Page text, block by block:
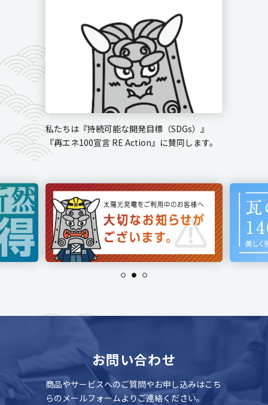
私たちは『持続可能な開発目標（SDGs）』
『再エネ100宣言 RE Action』に賛同します。
お問い合わせ
商品やサービスへのご質問やお申し込みはこち
らのメールフォームよりご連絡ください。